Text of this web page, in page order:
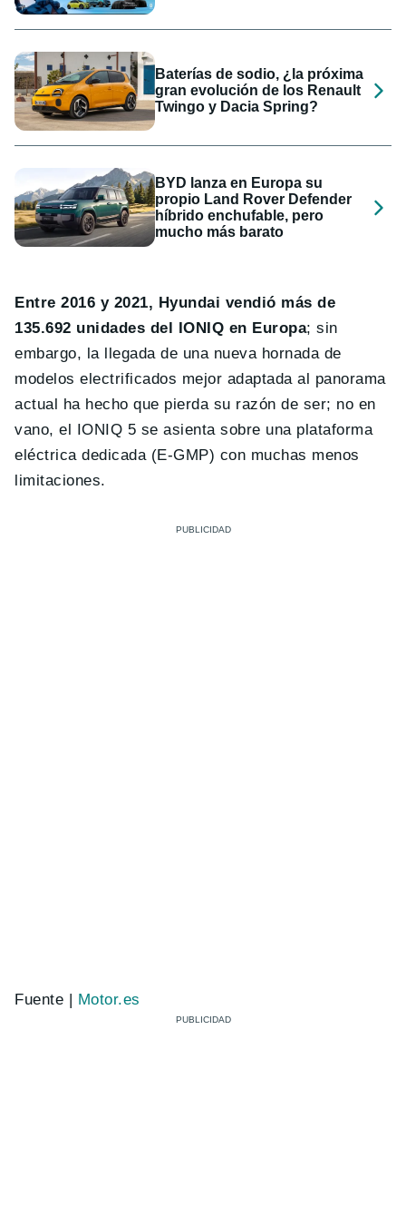
Baterías de sodio, ¿la próxima
gran evolución de los Renault
Twingo y Dacia Spring?
BYD lanza en Europa su
propio Land Rover Defender
híbrido enchufable, pero
mucho más barato
Entre 2016 y 2021, Hyundai vendió más de
135.692 unidades del IONIQ en Europa; sin
embargo, la llegada de una nueva hornada de
modelos electrificados mejor adaptada al panorama
actual ha hecho que pierda su razón de ser; no en
vano, el IONIQ 5 se asienta sobre una plataforma
eléctrica dedicada (E-GMP) con muchas menos
limitaciones.
Fuente | Motor.es